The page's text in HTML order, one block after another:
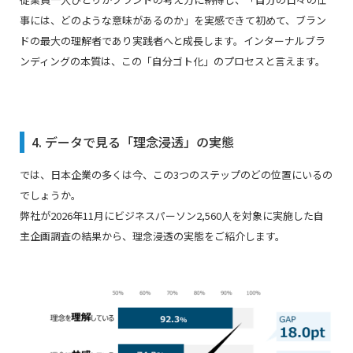
事には、どのような意味があるのか」を実感できて初めて、ブラン
ドの最大の理解者であり実践者へと成長します。インターナルブラ
ンディングの本質は、この「自分ゴト化」のプロセスと言えます。
4. データで見る「理念浸透」の実態
では、日本企業の多くは今、この3つのステップのどの位置にいるの
でしょうか。
弊社が2026年11月にビジネスパーソン2,560人を対象に実施した自
主企画調査の結果から、理念浸透の実態をご紹介します。